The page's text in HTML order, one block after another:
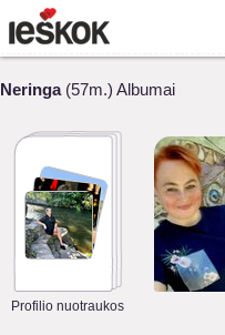
Neringa(57m.) Albumai
Profilio nuotraukos